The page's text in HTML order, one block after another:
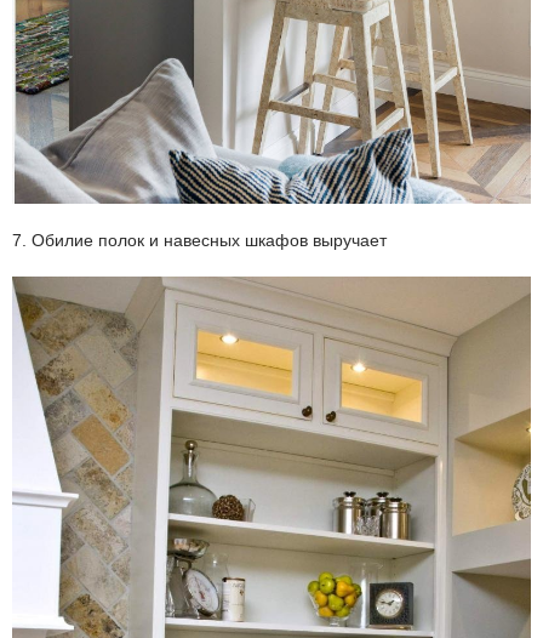
7. Обилие полок и навесных шкафов выручает